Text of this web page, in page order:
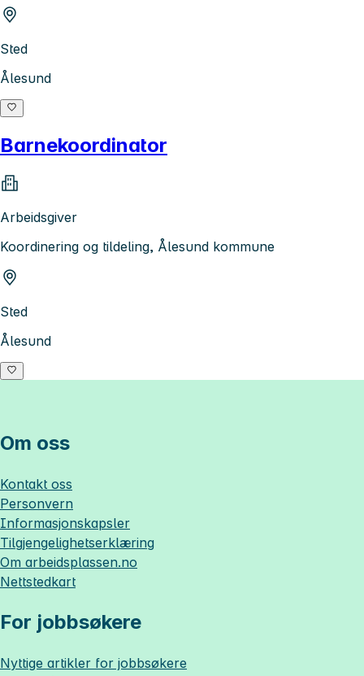
Sted
Ålesund
Barnekoordinator
Arbeidsgiver
Koordinering og tildeling, Ålesund kommune
Sted
Ålesund
Om oss
Kontakt oss
Personvern
Informasjonskapsler
Tilgjengelighetserklæring
Om arbeidsplassen.no
Nettstedkart
For jobbsøkere
Nyttige artikler for jobbsøkere